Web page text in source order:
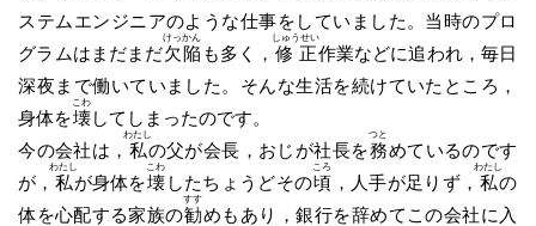
ステムエンジニアのような仕事をしていました。当時のプロ
グラムはまだまだ欠陥
けっかん
も多く， 修正
しゅうせい
作業などに追われ，毎日
深夜まで働いていました。そんな生活を続けていたところ，
身体を壊
こわ
してしまったのです。
今の会社は， 私
わたし
の父が会長，おじが社長を務
つと
めているのです
が， 私
わたし
が身体を壊
こわ
したちょうどその頃
ころ
，人手が足りず， 私
わたし
の
体を心配する家族の勧
すす
めもあり，銀行を辞めてこの会社に入